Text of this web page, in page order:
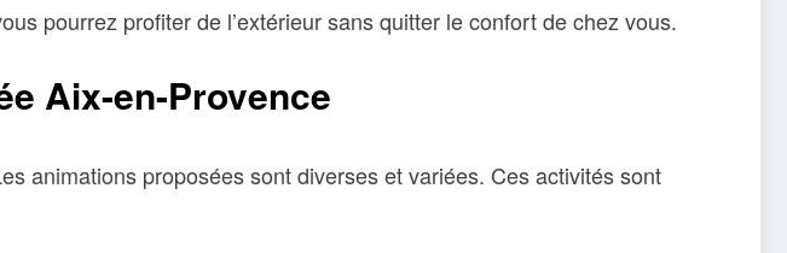
pourrez profiter de l’extérieur sans quitter le confort de chez vous.
Aix-en-Provence
animations proposées sont diverses et variées. Ces activités sont